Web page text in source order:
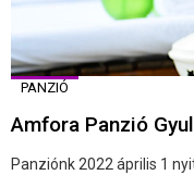
PANZIÓ
Amfora Panzió
Panziónk 2022 április 1